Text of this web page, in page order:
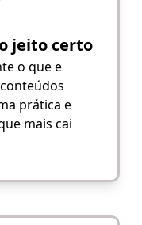
jeito certo
o que e
prática e
mais cai